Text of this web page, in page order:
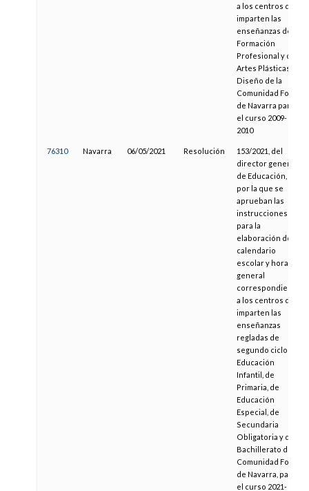
a los centros que
imparten las
enseñanzas de
Formación
Profesional y de
Artes Plásticas y
Diseño de la
Comunidad Foral
de Navarra para
el curso 2009-
2010
76310 Navarra 06/05/2021 Resolución
153/2021, del
director general
de Educación,
por la que se
aprueban las
instrucciones
para la
elaboración del
calendario
escolar y horario
general
correspondiente
a los centros que
imparten las
enseñanzas
regladas de
segundo ciclo de
Educación
Infantil, de
Primaria, de
Educación
Especial, de
Secundaria
Obligatoria y de
Bachillerato de la
Comunidad Foral
de Navarra, para
el curso 2021-